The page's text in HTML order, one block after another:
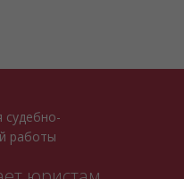
судебно-
работы